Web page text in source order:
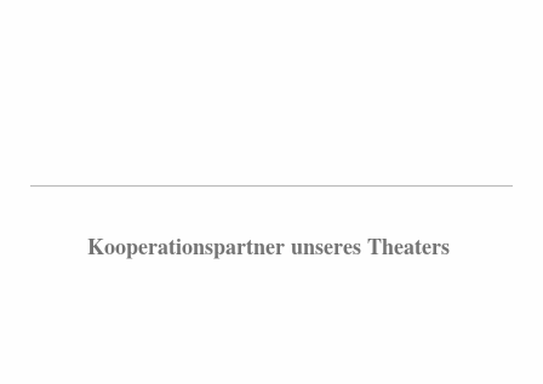
Kooperationspartner unseres Theaters